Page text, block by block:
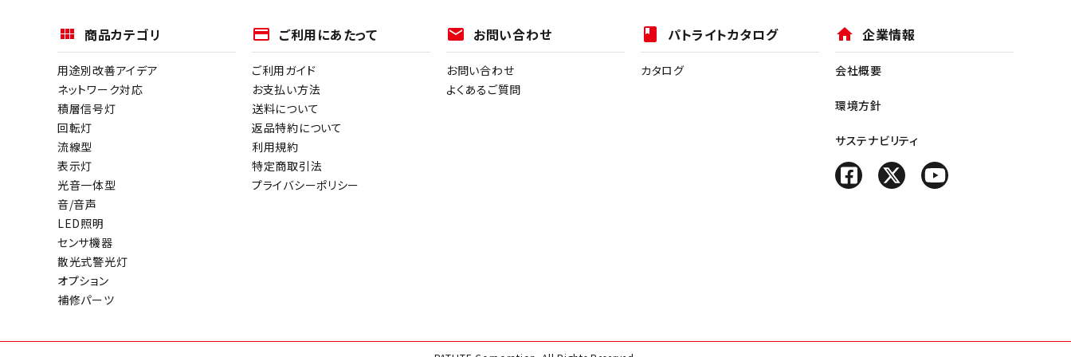
商品カテゴリ
用途別改善アイデア
ネットワーク対応
積層信号灯
回転灯
流線型
表示灯
光音一体型
音/音声
LED照明
センサ機器
散光式警光灯
オプション
補修パーツ
payment ご利用にあたって
ご利用ガイド
お支払い方法
送料について
返品特約について
利用規約
特定商取引法
プライバシーポリシー
mail お問い合わせ
お問い合わせ
よくあるご質問
book パトライトカタログ
カタログ
home 企業情報
会社概要
環境方針
サステナビリティ